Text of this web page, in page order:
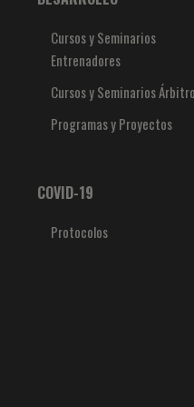
Cursos y Seminarios
Entrenadores
Cursos y Seminarios
Programas y Proyectos
COVID-19
Protocolos